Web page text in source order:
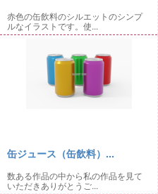
赤色の缶飲料のシルエットのシンプ
ルなイラストです。使...
缶ジュース（缶飲料）...
数ある作品の中から私の作品を見て
いただきありがとうご...